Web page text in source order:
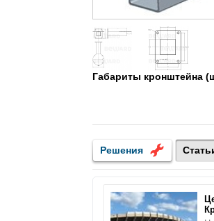
Габариты кронштейна
Решения